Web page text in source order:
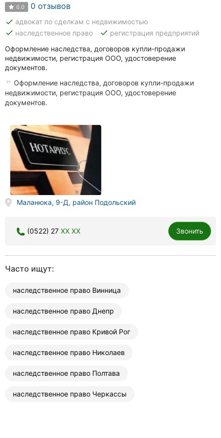
0.0 0 отзывов
done адвокат по сделкам с недвижимостью
done наследственное право done регистрация предприятий
Оформление наследства, договоров купли-продажи
недвижимости, регистрация ООО, удостоверение
документов.
Оформление наследства, договоров купли-продажи
недвижимости, регистрация ООО, удостоверение
документов.
Маланюка, 9-Д, район Подольский
(0522) 27 XX XX Звонить
Часто ищут:
наследственное право Винница
наследственное право Днепр
наследственное право Кривой Рог
наследственное право Николаев
наследственное право Полтава
наследственное право Черкассы